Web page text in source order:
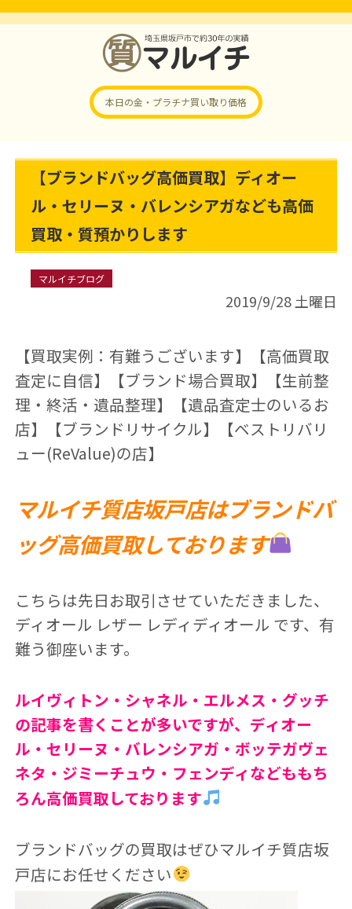
本日の金・プラチナ買い取り価格
【ブランドバッグ高価買取】ディオー
ル・セリーヌ・バレンシアガなども高価
買取・質預かりします
マルイチブログ
2019/9/28 土曜日
【買取実例：有難うございます】【高価買取
査定に自信】【ブランド場合買取】【生前整
理・終活・遺品整理】【遺品査定士のいるお
店】【ブランドリサイクル】【ベストリバリ
ュー(ReValue)の店】
マルイチ質店坂戸店はブランドバ
ッグ高価買取しております
こちらは先日お取引させていただきました、
ディオール レザー レディディオール です、有
難う御座います。
ルイヴィトン・シャネル・エルメス・グッチ
の記事を書くことが多いですが、ディオー
ル・セリーヌ・バレンシアガ・ボッテガヴェ
ネタ・ジミーチュウ・フェンディなどももち
ろん高価買取しております
ブランドバッグの買取はぜひマルイチ質店坂
戸店にお任せください